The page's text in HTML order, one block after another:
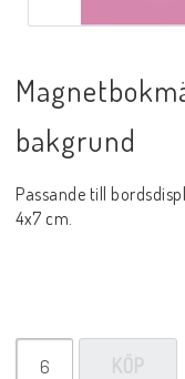
bakgrund
Passande till
4x7 cm.
KÖP